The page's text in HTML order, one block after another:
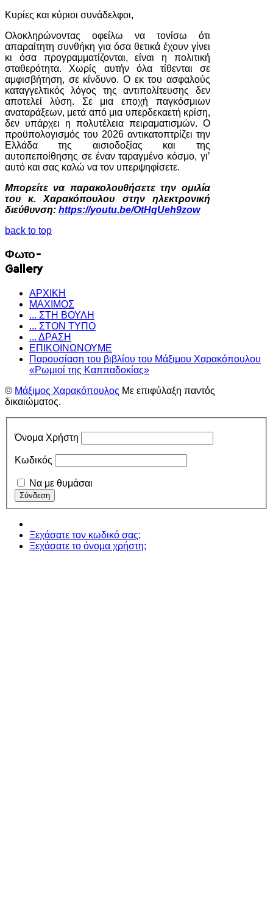
Κυρίες και κύριοι συνάδελφοι,
Ολοκληρώνοντας οφείλω να τονίσω ότι
απαραίτητη συνθήκη για όσα θετικά έχουν γίνει
κι όσα προγραμματίζονται, είναι η πολιτική
σταθερότητα. Χωρίς αυτήν όλα τίθενται σε
αμφισβήτηση, σε κίνδυνο. Ο εκ του ασφαλούς
καταγγελτικός λόγος της αντιπολίτευσης δεν
αποτελεί λύση. Σε μια εποχή παγκόσμιων
αναταράξεων, μετά από μια υπερδεκαετή κρίση,
δεν υπάρχει η πολυτέλεια πειραματισμών. Ο
προϋπολογισμός του 2026 αντικατοπτρίζει την
Ελλάδα της αισιοδοξίας και της
αυτοπεποίθησης σε έναν ταραγμένο κόσμο, γι’
αυτό και σας καλώ να τον υπερψηφίσετε.
Μπορείτε να παρακολουθήσετε την ομιλία
του κ. Χαρακόπουλου στην ηλεκτρονική
διεύθυνση: https://youtu.be/OtHqUeh9zow
back to top
Φωτο-
Gallery
ΑΡΧΙΚΗ
ΜΑΧΙΜΟΣ
... ΣΤΗ ΒΟΥΛΗ
... ΣΤΟΝ ΤΥΠΟ
... ΔΡΑΣΗ
ΕΠΙΚΟΙΝΩΝΟΥΜΕ
Παρουσίαση του βιβλίου του Μάξιμου Χαρακόπουλου
«Ρωμιοί της Καππαδοκίας»
© Μάξιμος Χαρακόπουλος Με επιφύλαξη παντός
δικαιώματος.
Όνομα Χρήστη
Κωδικός
Να με θυμάσαι
Ξεχάσατε τον κωδικό σας;
Ξεχάσατε το όνομα χρήστη;